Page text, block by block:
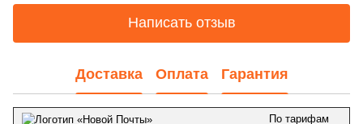
Написать отзыв
Доставка Оплата Гарантия
По тарифам